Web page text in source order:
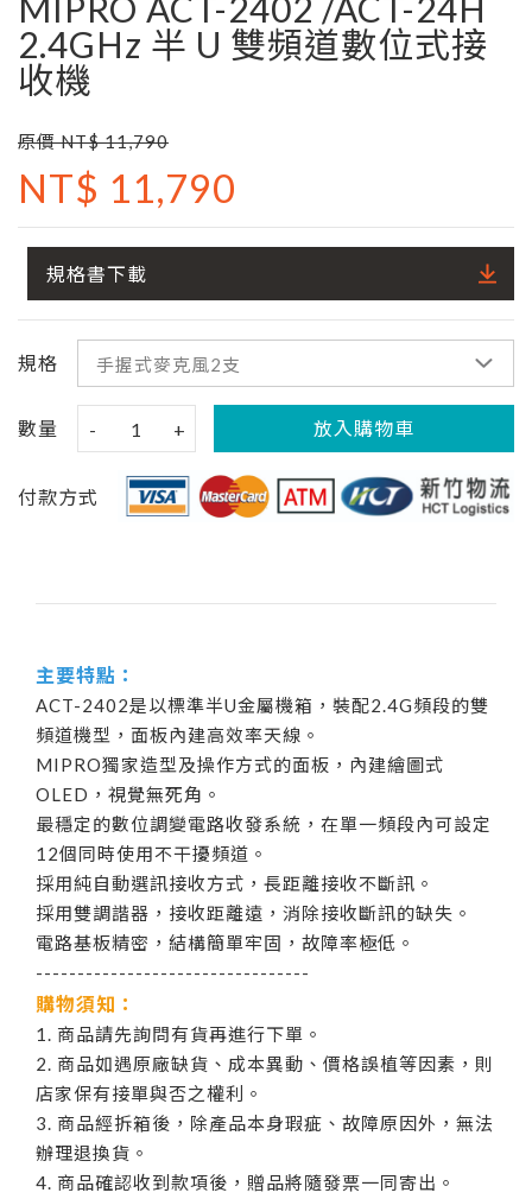
MIPRO ACT-2402 /ACT-24H
2.4GHz 半 U 雙頻道數位式接
收機
原價 NT$ 11,790
NT$ 11,790
規格書下載
規格
數量 - 1 + 放入購物車
付款方式
主要特點：
ACT-2402是以標準半U金屬機箱，裝配2.4G頻段的雙
頻道機型，面板內建高效率天線。
MIPRO獨家造型及操作方式的面板，內建繪圖式
OLED，視覺無死角。
最穩定的數位調變電路收發系統，在單一頻段內可設定
12個同時使用不干擾頻道。
採用純自動選訊接收方式，長距離接收不斷訊。
採用雙調諧器，接收距離遠，消除接收斷訊的缺失。
電路基板精密，結構簡單牢固，故障率極低。
---------------------------------
購物須知：
1. 商品請先詢問有貨再進行下單。
2. 商品如遇原廠缺貨、成本異動、價格誤植等因素，則
店家保有接單與否之權利。
3. 商品經拆箱後，除產品本身瑕疵、故障原因外，無法
辦理退換貨。
4. 商品確認收到款項後，贈品將隨發票一同寄出。